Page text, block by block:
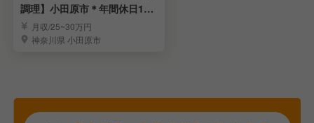
調理】小田原市＊年間休日120
日＊基本夕方退勤
月収/25~30万円
神奈川県 小田原市